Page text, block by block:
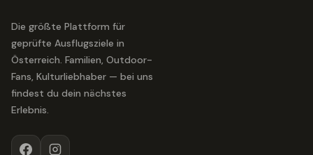
Die größte Plattform für
geprüfte Ausflugsziele in
Österreich. Familien, Outdoor-
Fans, Kulturliebhaber — bei uns
findest du dein nächstes
Erlebnis.